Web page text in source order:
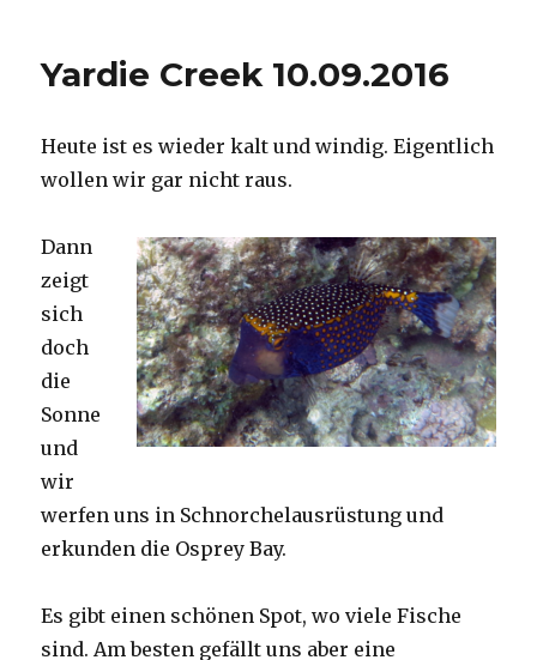
Yardie Creek 10.09.2016
Heute ist es wieder kalt und windig. Eigentlich
wollen wir gar nicht raus.
Dann
zeigt
sich
doch
die
Sonne
und
wir
werfen uns in Schnorchelausrüstung und
erkunden die Osprey Bay.
Es gibt einen schönen Spot, wo viele Fische
sind. Am besten gefällt uns aber eine